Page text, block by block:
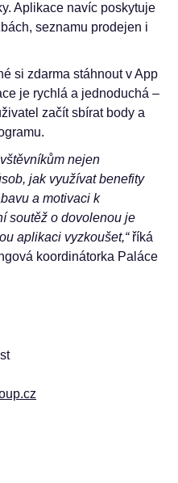
Aplikace navíc poskytuje
seznamu prodejen i
si zdarma stáhnout v App
je rychlá a jednoduchá –
začít sbírat body a
nejen
jak využívat benefity
a motivaci k
soutěž o dovolenou je
aplikaci vyzkoušet,“říká
koordinátorka Paláce